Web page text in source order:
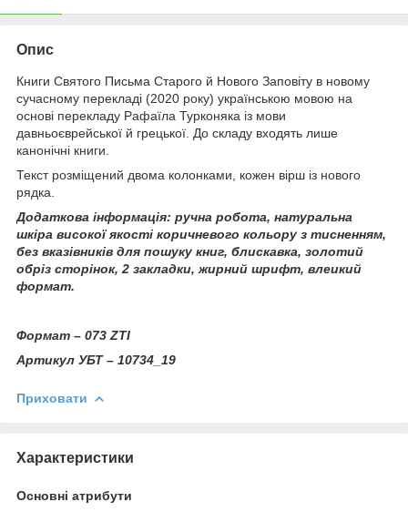
Опис
Книги Святого Письма Старого й Нового Заповіту в новому
сучасному перекладі (2020 року) українською мовою на
основі перекладу Рафаїла Турконяка із мови
давньоєврейської й грецької. До складу входять лише
канонічні книги.
Текст розміщений двома колонками, кожен вірш із нового
рядка.
Додаткова інформація: ручна робота, натуральна
шкіра високої якості коричневого кольору з тисненням,
без вказівників для пошуку книг, блискавка, золотий
обріз сторінок, 2 закладки, жирний шрифт, влеикий
формат.
Формат – 073 ZTI
Артикул УБТ – 10734_19
Приховати
Характеристики
Основні атрибути